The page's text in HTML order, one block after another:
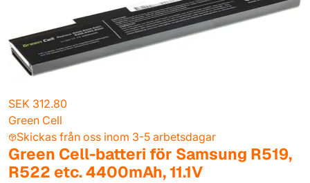
SEK 312.80
Green Cell
Skickas från oss inom 3-5 arbetsdagar
Green Cell-batteri för Samsung R519,
R522 etc. 4400mAh, 11.1V